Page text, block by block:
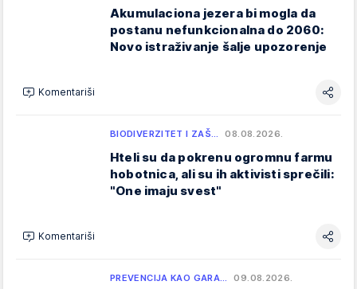
Akumulaciona jezera bi mogla da
postanu nefunkcionalna do 2060:
Novo istraživanje šalje upozorenje
Komentariši
BIODIVERZITET I ZAŠ… 08.08.2026.
Hteli su da pokrenu ogromnu farmu
hobotnica, ali su ih aktivisti sprečili:
"One imaju svest"
Komentariši
PREVENCIJA KAO GARA… 09.08.2026.